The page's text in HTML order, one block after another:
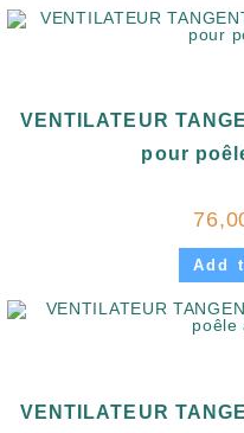
VENTILATEUR
pour
Add
VENTILATEUR